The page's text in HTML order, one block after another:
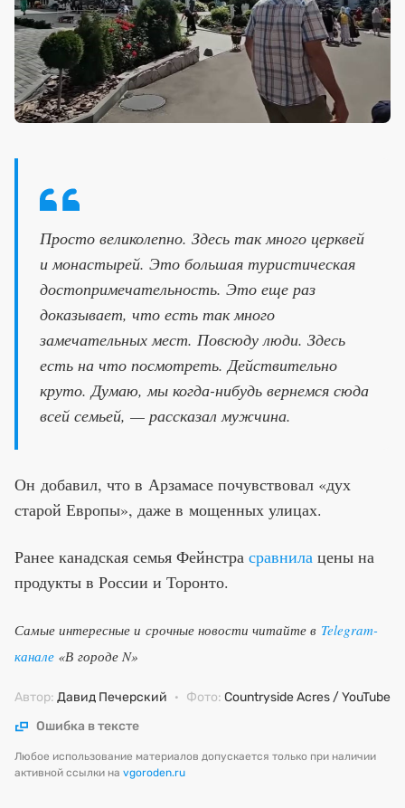
Просто великолепно. Здесь так много церквей
и монастырей. Это большая туристическая
достопримечательность. Это еще раз
доказывает, что есть так много
замечательных мест. Повсюду люди. Здесь
есть на что посмотреть. Действительно
круто. Думаю, мы когда-нибудь вернемся сюда
всей семьей, — рассказал мужчина.
Он добавил, что в Арзамасе почувствовал «дух
старой Европы», даже в мощенных улицах.
Ранее канадская семья Фейнстра сравнила цены на
продукты в России и Торонто.
Самые интересные и срочные новости читайте в Telegram-
канале «В городе N»
Автор: Давид Печерский · Фото: Countryside Acres / YouTube
Ошибка в тексте
Любое использование материалов допускается только при наличии
активной ссылки на vgoroden.ru